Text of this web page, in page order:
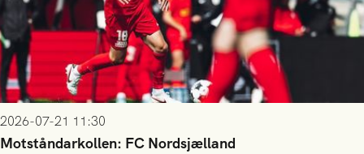
2026-07-21 11:30
Motståndarkollen: FC Nordsjælland